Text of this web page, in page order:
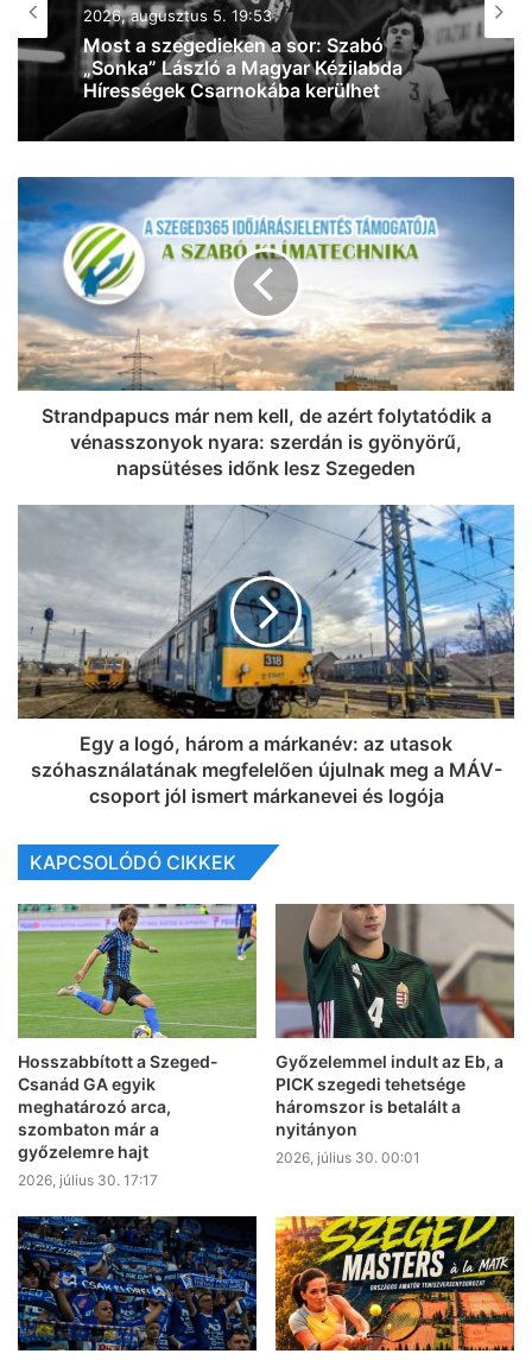
2026, augusztus 4. 09:56
Tart a felkészülés: fiatalos, lendületes
Szegedet képzelnek el Bánhidiék az új
szezonra
Strandpapucs már nem kell, de azért folytatódik a
vénasszonyok nyara: szerdán is gyönyörű,
napsütéses időnk lesz Szegeden
Egy a logó, három a márkanév: az utasok
szóhasználatának megfelelően újulnak meg a MÁV-
csoport jól ismert márkanevei és logója
KAPCSOLÓDÓ CIKKEK
Hosszabbított a Szeged-
Csanád GA egyik
meghatározó arca,
szombaton már a
győzelemre hajt
2026, július 30. 17:17
Győzelemmel indult az Eb, a
PICK szegedi tehetsége
háromszor is betalált a
nyitányon
2026, július 30. 00:01